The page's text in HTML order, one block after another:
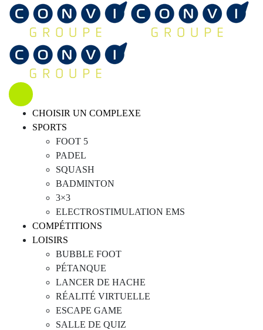
CHOISIR UN COMPLEXE
SPORTS
FOOT 5
PADEL
SQUASH
BADMINTON
3×3
ELECTROSTIMULATION EMS
COMPÉTITIONS
LOISIRS
BUBBLE FOOT
PÉTANQUE
LANCER DE HACHE
RÉALITÉ VIRTUELLE
ESCAPE GAME
SALLE DE QUIZ